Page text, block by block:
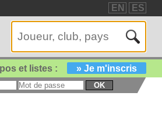
EN ES
et listes : » Je m'inscris
OK